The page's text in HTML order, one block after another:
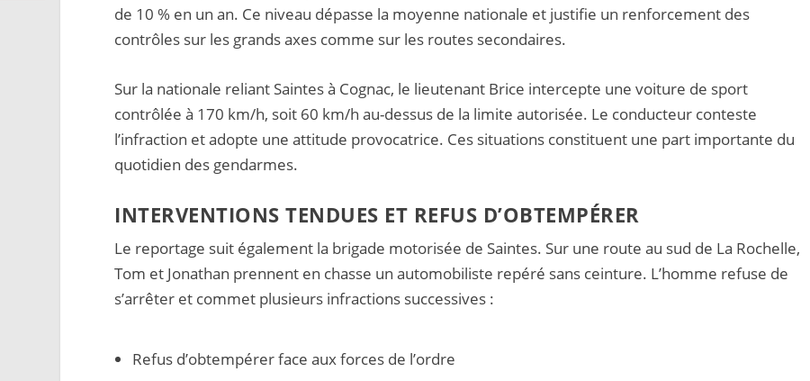
de 10 % en un an. Ce niveau dépasse la moyenne nationale et justifie un renforcement des
contrôles sur les grands axes comme sur les routes secondaires.
Sur la nationale reliant Saintes à Cognac, le lieutenant Brice intercepte une voiture de sport
contrôlée à 170 km/h, soit 60 km/h au-dessus de la limite autorisée. Le conducteur conteste
l’infraction et adopte une attitude provocatrice. Ces situations constituent une part importante du
quotidien des gendarmes.
INTERVENTIONS TENDUES ET REFUS D’OBTEMPÉRER
Le reportage suit également la brigade motorisée de Saintes. Sur une route au sud de La Rochelle,
Tom et Jonathan prennent en chasse un automobiliste repéré sans ceinture. L’homme refuse de
s’arrêter et commet plusieurs infractions successives :
Refus d’obtempérer face aux forces de l’ordre